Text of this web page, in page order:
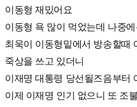
이동형 재밌어요
이동형 욕 많이 먹었는데 나중
최욱이 이동형밑에서 방송할때
죽상을 쓰고 있더니
이재명 대통령 당선될즈음부터
이제 이재명 인기 없으니 또 조